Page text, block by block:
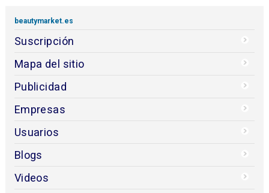
beautymarket.es
Suscripción
Mapa del sitio
Publicidad
Empresas
Usuarios
Blogs
Videos